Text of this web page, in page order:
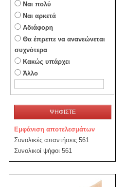
Ναι πολύ
Ναι αρκετά
Αδιάφορη
Θα έπρεπε να ανανεώνεται
συχνότερα
Κακώς υπάρχει
Άλλο
ΨΗΦΙΣΤΕ
Εμφάνιση αποτελεσμάτων
Συνολικές απαντήσεις 561
Συνολικοί ψήφοι 561